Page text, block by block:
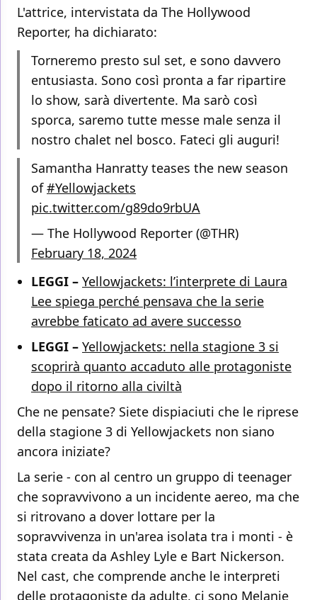
L'attrice, intervistata da The Hollywood
Reporter, ha dichiarato:
Torneremo presto sul set, e sono davvero
entusiasta. Sono così pronta a far ripartire
lo show, sarà divertente. Ma sarò così
sporca, saremo tutte messe male senza il
nostro chalet nel bosco. Fateci gli auguri!
Samantha Hanratty teases the new season
of#Yellowjackets
pic.twitter.com/g89do9rbUA
— The Hollywood Reporter (@THR)
February 18, 2024
LEGGI – Yellowjackets: l’interprete di Laura
Lee spiega perché pensava che la serie
avrebbe faticato ad avere successo
LEGGI – Yellowjackets: nella stagione 3 si
scoprirà quanto accaduto alle protagoniste
dopo il ritorno alla civiltà
Che ne pensate? Siete dispiaciuti che le riprese
della stagione 3 di Yellowjackets non siano
ancora iniziate?
La serie - con al centro un gruppo di teenager
che sopravvivono a un incidente aereo, ma che
si ritrovano a dover lottare per la
sopravvivenza in un'area isolata tra i monti - è
stata creata da Ashley Lyle e Bart Nickerson.
Nel cast, che comprende anche le interpreti
delle protagoniste da adulte, ci sono Melanie